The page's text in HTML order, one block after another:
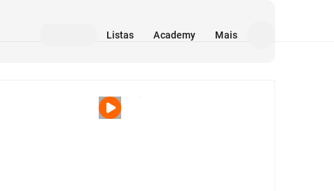
Listas Academy Mais